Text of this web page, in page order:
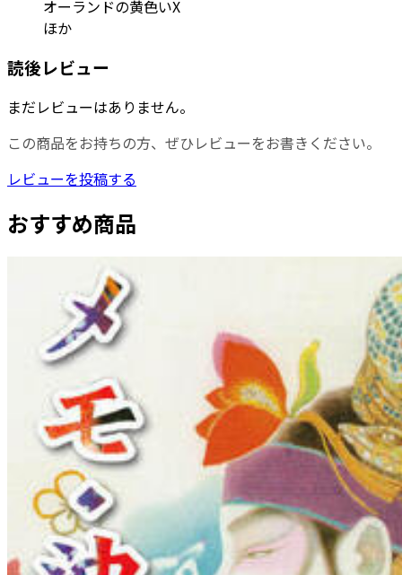
オーランドの黄色いX
ほか
読後レビュー
まだレビューはありません。
この商品をお持ちの方、ぜひレビューをお書きください。
レビューを投稿する
おすすめ商品